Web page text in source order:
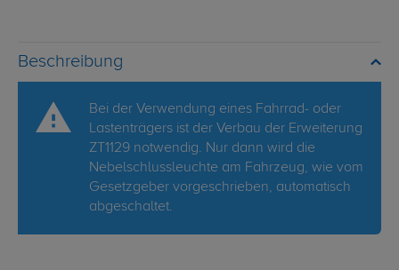
Beschreibung
Bei der Verwendung eines Fahrrad- oder
Lastenträgers ist der Verbau der Erweiterung
ZT1129 notwendig. Nur dann wird die
Nebelschlussleuchte am Fahrzeug, wie vom
Gesetzgeber vorgeschrieben, automatisch
abgeschaltet.